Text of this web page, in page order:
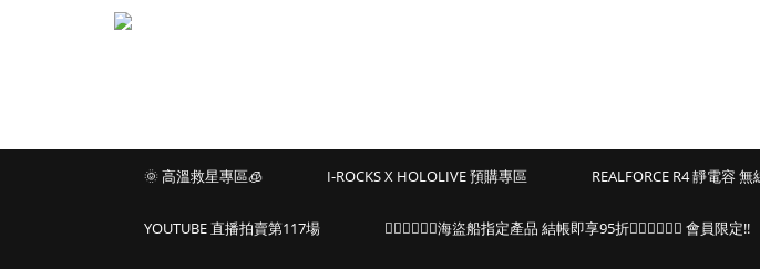
🌞 高溫救星專區🧊 I-ROCKS X HOLOLIVE 預購專區 REALFORCE R4 靜電容
YOUTUBE 直播拍賣第117場 🏴‍☠️🏴‍☠️🏴‍☠️海盜船指定產品 結帳即享95折🏴‍☠️🏴‍☠️🏴‍☠️ 會員限定!!